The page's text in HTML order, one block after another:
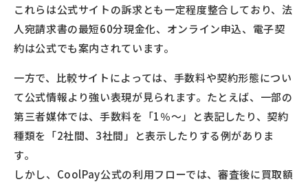
これらは公式サイトの訴求とも一定程度整合しており、法
人宛請求書の最短60分現金化、オンライン申込、電子契
約は公式でも案内されています。
一方で、比較サイトによっては、手数料や契約形態につい
て公式情報より強い表現が見られます。たとえば、一部の
第三者媒体では、手数料を「1％〜」と表記したり、契約
種類を「2社間、3社間」と表示したりする例がありま
す。
しかし、CoolPay公式の利用フローでは、審査後に買取額